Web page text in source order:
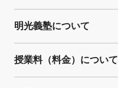
明光義塾について
授業料（料金）について